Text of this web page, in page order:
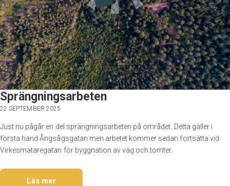
Sprängningsarbeten
22 SEPTEMBER 2025
Just nu pågår en del sprängningsarbeten på området. Detta gäller i
första hand Ångsågsgatan men arbetet kommer sedan fortsätta vid
Virkesmätaregatan för byggnation av väg och tomter.
Läs mer